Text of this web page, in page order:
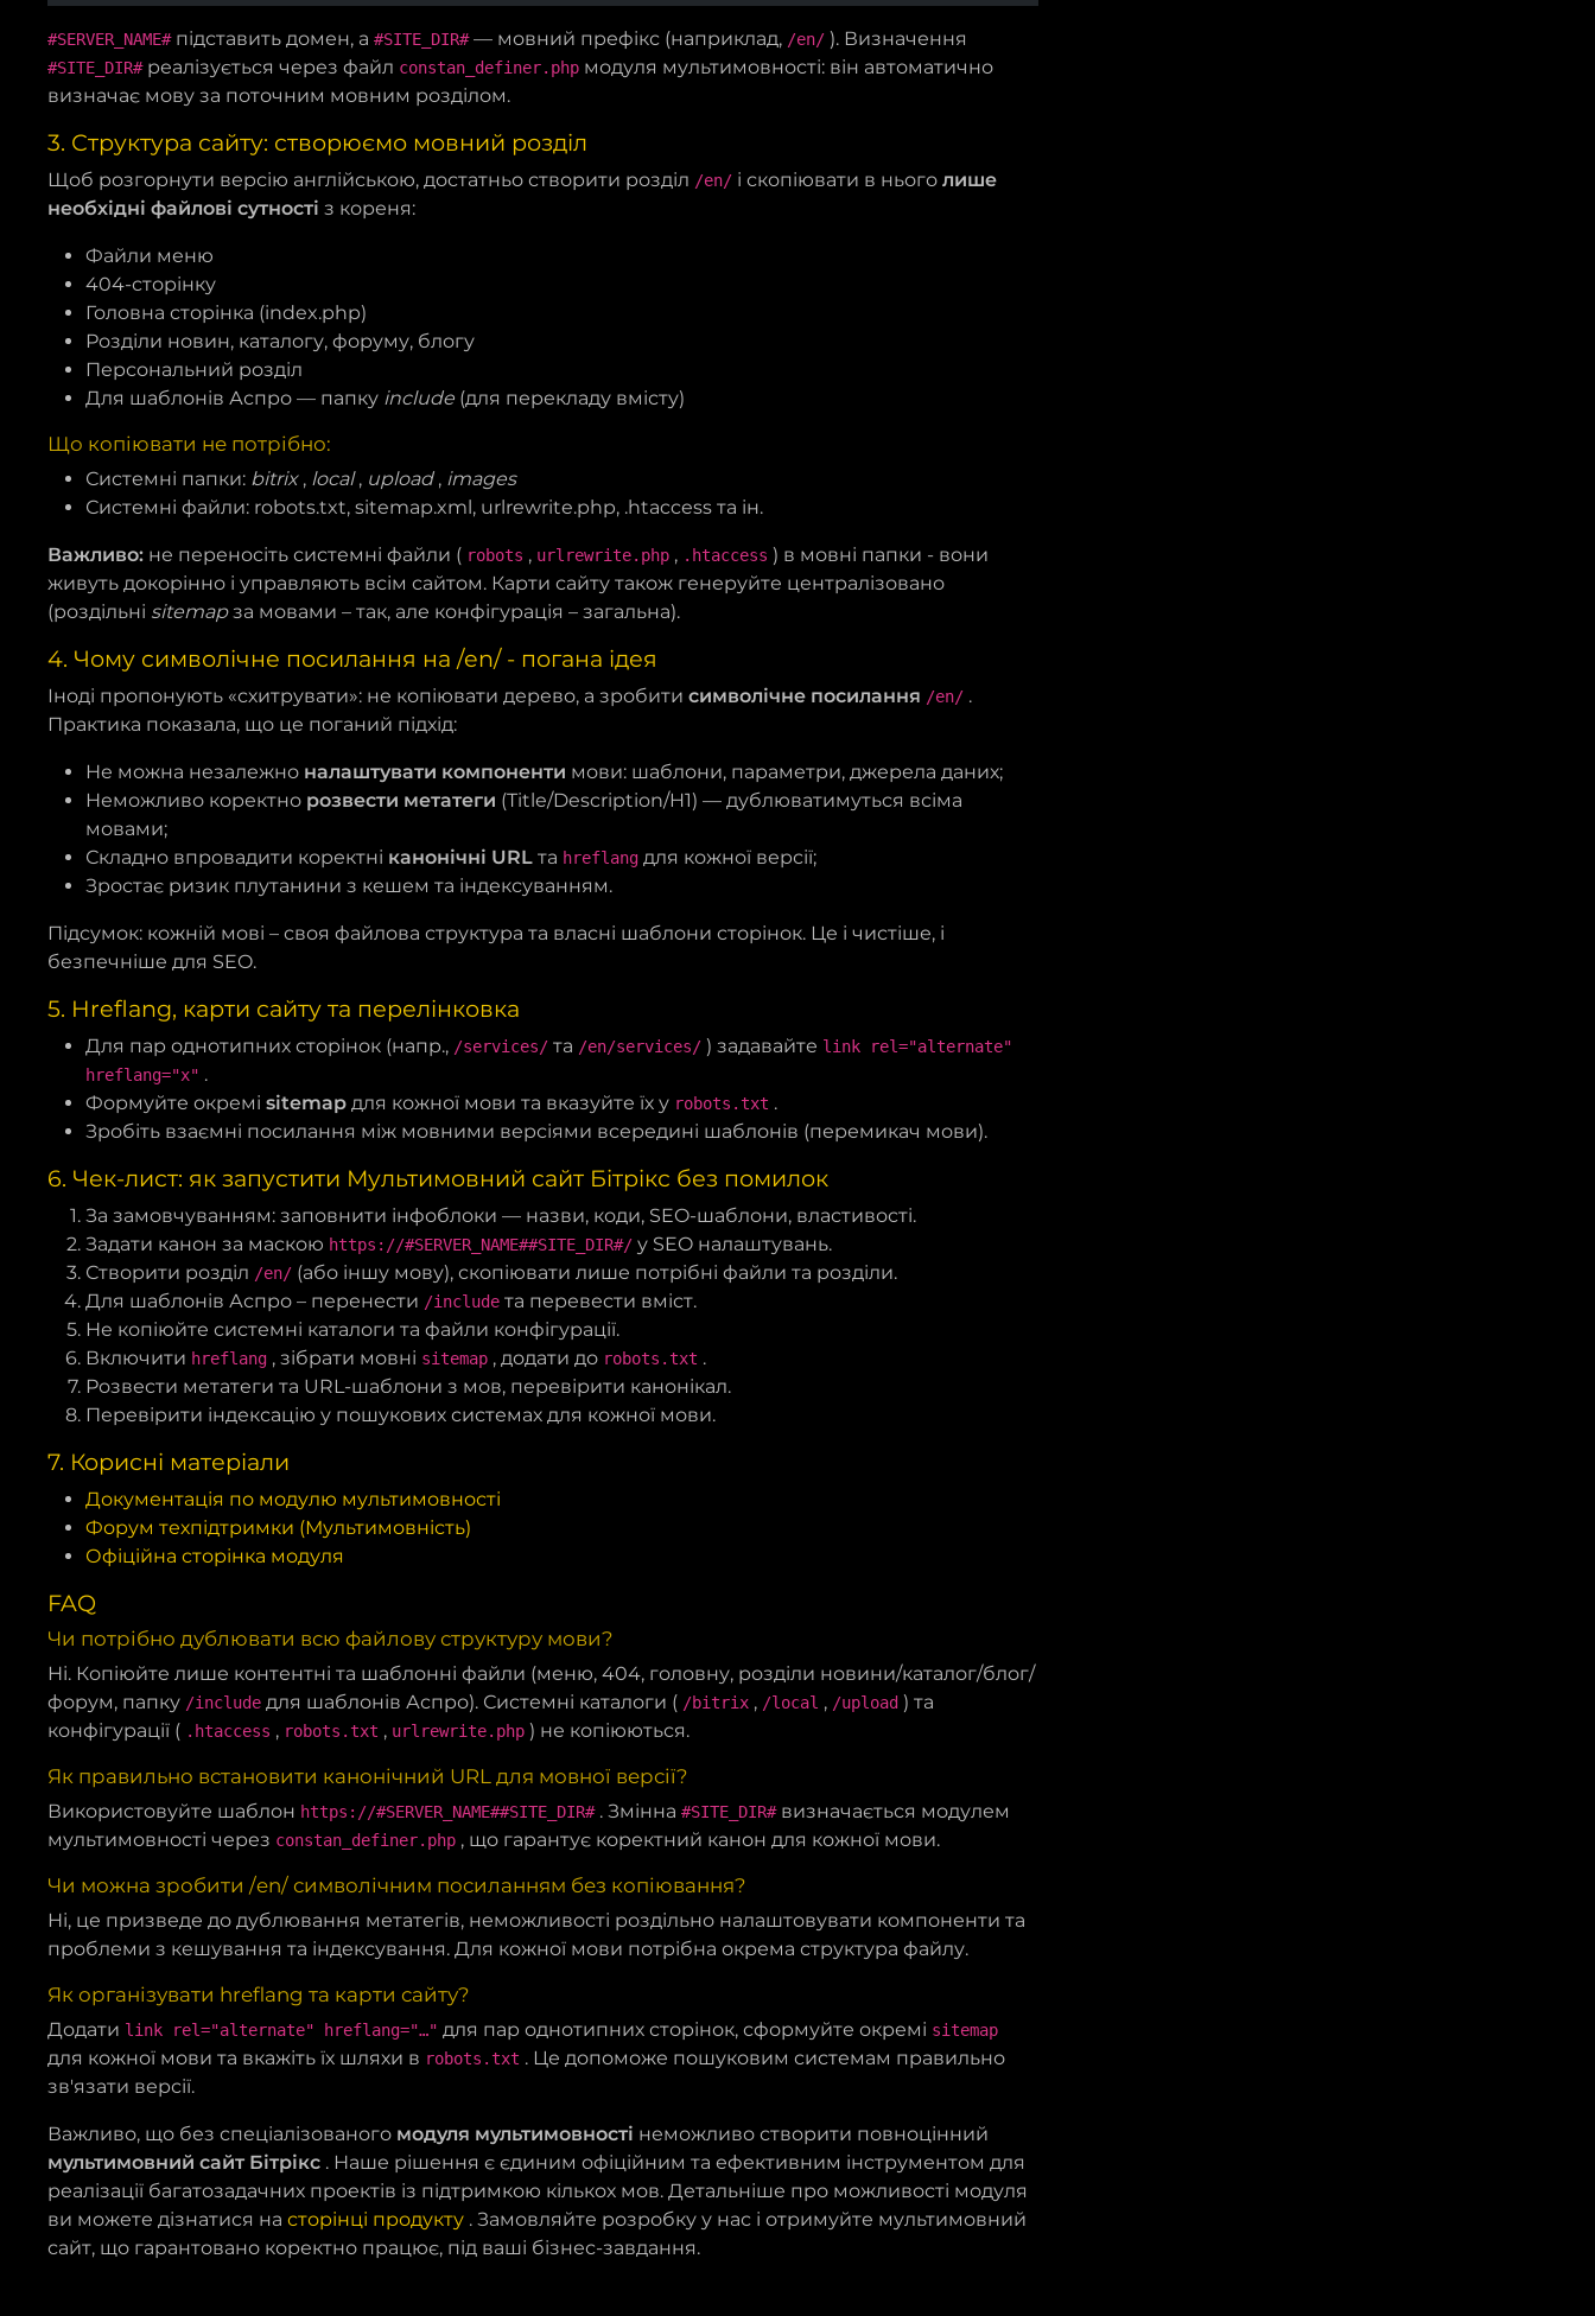
#SERVER_NAME#підставить домен, а #SITE_DIR#— мовний префікс (наприклад, /en/ ). Визначення
#SITE_DIR#реалізується через файл constan_definer.php модуля мультимовності: він автоматично
визначає мову за поточним мовним розділом.
3. Структура сайту: створюємо мовний розділ
Щоб розгорнути версію англійською, достатньо створити розділ /en/ і скопіювати в нього лише
необхідні файлові сутності з кореня:
Файли меню
404-сторінку
Головна сторінка (index.php)
Розділи новин, каталогу, форуму, блогу
Персональний розділ
Для шаблонів Аспро — папку include (для перекладу вмісту)
Що копіювати не потрібно:
Системні папки: bitrix, local, upload, images
Системні файли: robots.txt, sitemap.xml, urlrewrite.php, .htaccess та ін.
Важливо: не переносіть системні файли ( robots , urlrewrite.php , .htaccess ) в мовні папки - вони
живуть докорінно і управляють всім сайтом. Карти сайту також генеруйте централізовано
(роздільні sitemapза мовами – так, але конфігурація – загальна).
4. Чому символічне посилання на /en/ - погана ідея
Іноді пропонують «схитрувати»: не копіювати дерево, а зробити символічне посилання /en/ .
Практика показала, що це поганий підхід:
Не можна незалежно налаштувати компоненти мови: шаблони, параметри, джерела даних;
Неможливо коректно розвести метатеги (Title/Description/H1) — дублюватимуться всіма
мовами;
Складно впровадити коректні канонічні URL та hreflang для кожної версії;
Зростає ризик плутанини з кешем та індексуванням.
Підсумок: кожній мові – своя файлова структура та власні шаблони сторінок. Це і чистіше, і
безпечніше для SEO.
5. Hreflang, карти сайту та перелінковка
Для пар однотипних сторінок (напр., /services/ та /en/services/ ) задавайте link rel="alternate"
hreflang="x" .
Формуйте окремі sitemap для кожної мови та вказуйте їх у robots.txt .
Зробіть взаємні посилання між мовними версіями всередині шаблонів (перемикач мови).
6. Чек-лист: як запустити Мультимовний сайт Бітрікс без помилок
За замовчуванням: заповнити інфоблоки — назви, коди, SEO-шаблони, властивості.
Задати канон за маскою https://#SERVER_NAME##SITE_DIR#/ у SEO налаштувань.
Створити розділ /en/ (або іншу мову), скопіювати лише потрібні файли та розділи.
Для шаблонів Аспро – перенести /include та перевести вміст.
Не копіюйте системні каталоги та файли конфігурації.
Включити hreflang , зібрати мовні sitemap , додати до robots.txt .
Розвести метатеги та URL-шаблони з мов, перевірити канонікал.
Перевірити індексацію у пошукових системах для кожної мови.
7. Корисні матеріали
Документація по модулю мультимовності
Форум техпідтримки (Мультимовність)
Офіційна сторінка модуля
FAQ
Чи потрібно дублювати всю файлову структуру мови?
Ні. Копіюйте лише контентні та шаблонні файли (меню, 404, головну, розділи новини/каталог/блог/
форум, папку /include для шаблонів Аспро). Системні каталоги ( /bitrix , /local , /upload ) та
конфігурації ( .htaccess , robots.txt , urlrewrite.php ) не копіюються.
Як правильно встановити канонічний URL для мовної версії?
Використовуйте шаблон https://#SERVER_NAME##SITE_DIR#. Змінна #SITE_DIR#визначається модулем
мультимовності через constan_definer.php , що гарантує коректний канон для кожної мови.
Чи можна зробити /en/ символічним посиланням без копіювання?
Ні, це призведе до дублювання метатегів, неможливості роздільно налаштовувати компоненти та
проблеми з кешування та індексування. Для кожної мови потрібна окрема структура файлу.
Як організувати hreflang та карти сайту?
Додати link rel="alternate" hreflang="…" для пар однотипних сторінок, сформуйте окремі sitemap
для кожної мови та вкажіть їх шляхи в robots.txt . Це допоможе пошуковим системам правильно
зв'язати версії.
Важливо, що без спеціалізованого модуля мультимовності неможливо створити повноцінний
мультимовний сайт Бітрікс . Наше рішення є єдиним офіційним та ефективним інструментом для
реалізації багатозадачних проектів із підтримкою кількох мов. Детальніше про можливості модуля
ви можете дізнатися на сторінці продукту . Замовляйте розробку у нас і отримуйте мультимовний
сайт, що гарантовано коректно працює, під ваші бізнес-завдання.